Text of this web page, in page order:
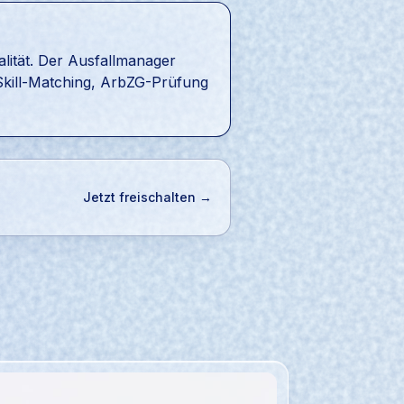
Der Ausfallmanager
Matching, ArbZG-Prüfung
Jetzt freischalten →